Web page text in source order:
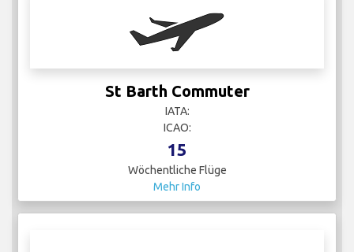
St Barth Commuter
IATA:
ICAO:
15
Wöchentliche Flüge
Mehr Info